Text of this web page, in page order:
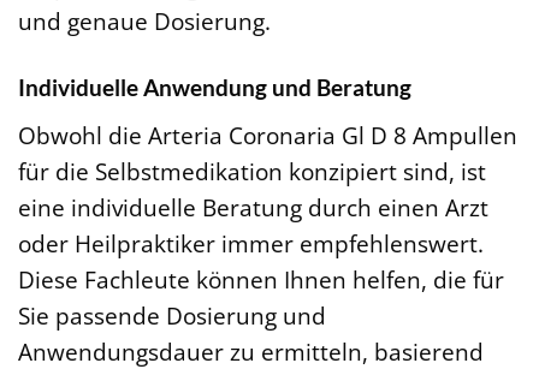
und genaue Dosierung.
Individuelle Anwendung und Beratung
Obwohl die Arteria Coronaria Gl D 8 Ampullen
für die Selbstmedikation konzipiert sind, ist
eine individuelle Beratung durch einen Arzt
oder Heilpraktiker immer empfehlenswert.
Diese Fachleute können Ihnen helfen, die für
Sie passende Dosierung und
Anwendungsdauer zu ermitteln, basierend